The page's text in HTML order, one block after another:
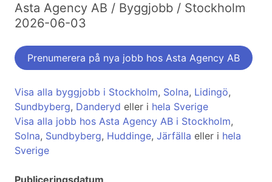
Asta Agency AB / Byggjobb / Stockholm
2026-06-03
Prenumerera på nya jobb hos Asta Agency AB
Visa alla byggjobb i Stockholm, Solna, Lidingö,
Sundbyberg, Danderyd eller i hela Sverige
Visa alla jobb hos Asta Agency AB i Stockholm,
Solna, Sundbyberg, Huddinge, Järfälla eller i hela
Sverige